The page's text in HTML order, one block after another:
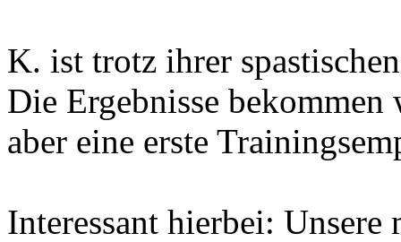
K. ist trotz ihrer
Die Ergebnisse bekommen
aber eine erste
Interessant hierbei: